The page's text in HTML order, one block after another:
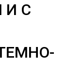
И С